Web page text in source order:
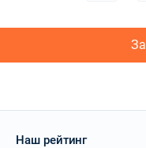
Наш рейтинг